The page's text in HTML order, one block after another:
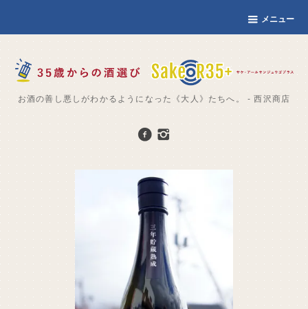
メニュー
お酒の善し悪しがわかるようになった《大人》たちへ。 - 西沢商店